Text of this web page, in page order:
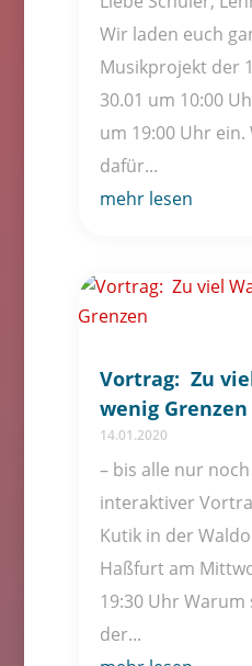
Wir laden euch
Musikprojekt der
30.01 um 10:00
um 19:00 Uhr
dafür...
mehr lesen
Vortrag: Zu
wenig Grenzen
14.01.2020
– bis alle nur
interaktiver
Kutik in der
Haßfurt am
19:30 Uhr
der...